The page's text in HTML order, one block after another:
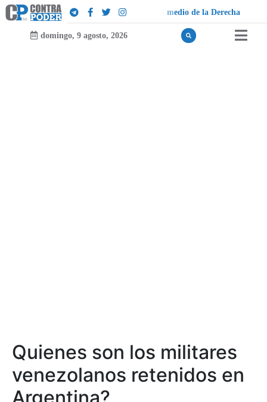
edio de la Derecha
domingo, 9 agosto, 2026
Quienes son los militares
venezolanos retenidos en